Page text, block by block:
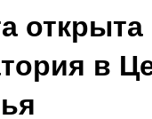
открыта
в